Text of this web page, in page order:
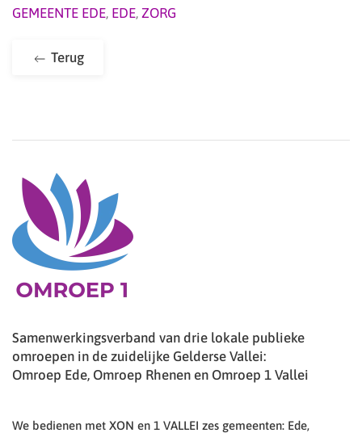
GEMEENTE EDE, EDE, ZORG
Terug
Samenwerkingsverband van drie lokale publieke
omroepen in de zuidelijke Gelderse Vallei:
Omroep Ede, Omroep Rhenen en Omroep 1 Vallei
We bedienen met XON en 1 VALLEI zes gemeenten: Ede,